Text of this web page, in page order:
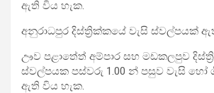
ඇති විය හැක.
අනුරාධපුර දිස්ත්‍රික්කයේ වැසි ස්වල්පයක්
ඌව පළාතේත් අම්පාර සහ මඩකලපුව
ස්වල්පයක පස්වරු 1.00 න් පසුව වැසි හෝ
ඇති විය හැක.